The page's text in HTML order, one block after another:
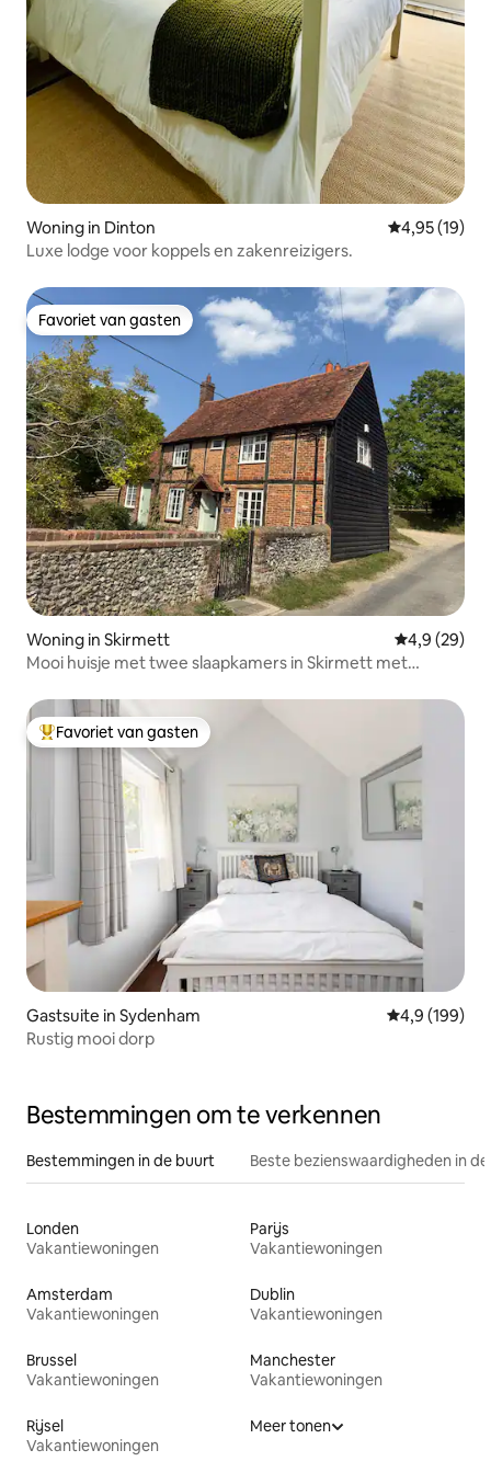
Woning in Dinton Gemiddelde
4,95 (19)
Luxe lodge voor koppels en zakenreizigers.
Favoriet van gasten
Favoriet van gasten
Woning in Skirmett Gemiddelde
4,9 (29)
Mooi huisje met twee slaapkamers in Skirmett met
Topfavoriet van gasten
Favoriet van gasten
Gastsuite in Sydenham Gemiddelde
4,9 (199)
Rustig mooi dorp
Bestemmingen om te verkennen
Bestemmingen in de buurt Beste bezienswaardigheden in
Londen
Vakantiewoningen
Parijs
Vakantiewoningen
Amsterdam
Vakantiewoningen
Dublin
Vakantiewoningen
Brussel
Vakantiewoningen
Manchester
Vakantiewoningen
Rijsel
Vakantiewoningen
Meer tonen